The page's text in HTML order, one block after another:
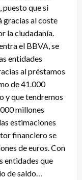
puesto que si
gracias al coste
la ciudadanía.
el BBVA, se
entidades
al préstamos
de 41.000
y que tendremos
millones
estimaciones
financiero se
de euros. Con
entidades que
de saldo…